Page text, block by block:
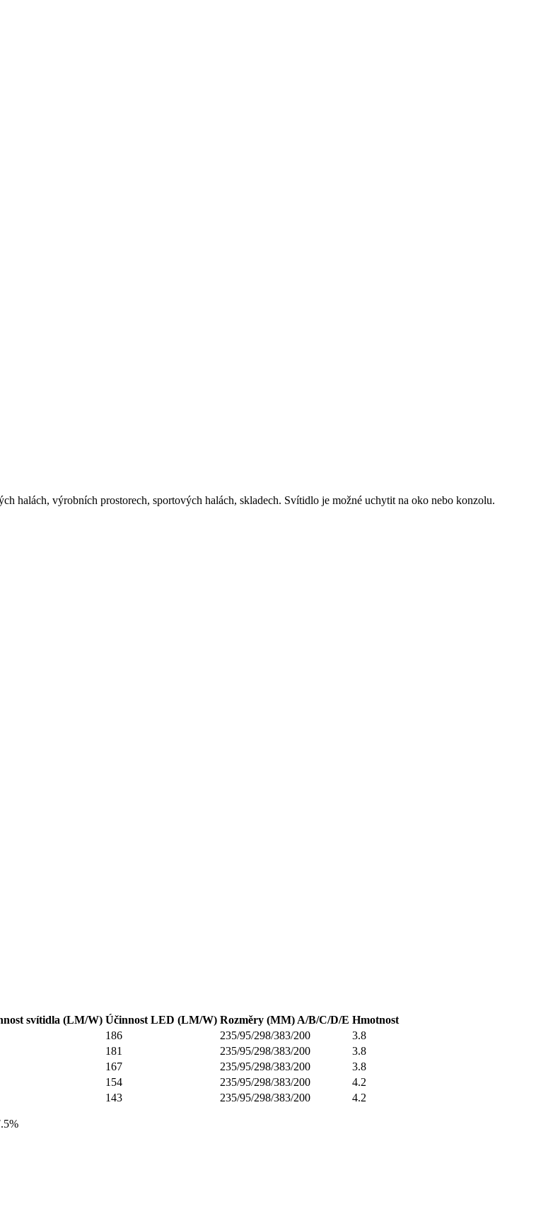
halách, výrobních prostorech, sportových halách, skladech. Svítidlo je možné uchytit na oko nebo konzolu.
svítidla (LM/W) Účinnost LED (LM/W) Rozměry (MM) A/B/C/D/E Hmotnost
186 235/95/298/383/200
3.8
181 235/95/298/383/200
3.8
167 235/95/298/383/200
3.8
154 235/95/298/383/200
4.2
143 235/95/298/383/200 4.2